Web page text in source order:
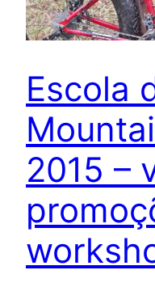
Escola
2015 –